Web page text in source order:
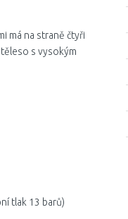
má na straně čtyři
s vysokým
tlak 13 barů)